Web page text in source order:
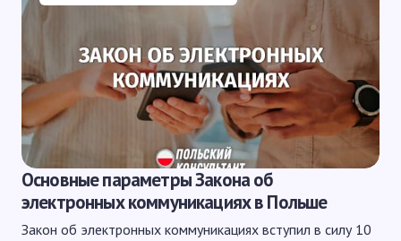
Основные параметры Закона об
электронных коммуникациях в Польше
Закон об электронных коммуникациях вступил в силу 10